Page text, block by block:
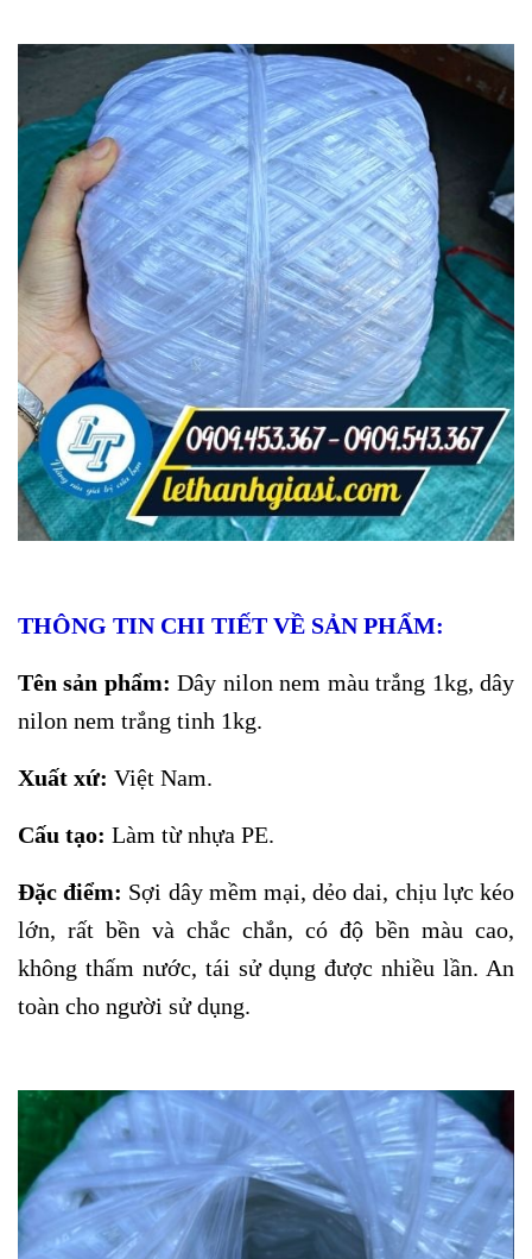
THÔNG TIN CHI TIẾT VỀ SẢN PHẨM:
Tên sản phẩm: Dây nilon nem màu trắng 1kg, dây
nilon nem trắng tinh 1kg.
Xuất xứ: Việt Nam.
Cấu tạo: Làm từ nhựa PE.
Đặc điểm: Sợi dây mềm mại, dẻo dai, chịu lực kéo
lớn, rất bền và chắc chắn, có độ bền màu cao,
không thấm nước, tái sử dụng được nhiều lần. An
toàn cho người sử dụng.